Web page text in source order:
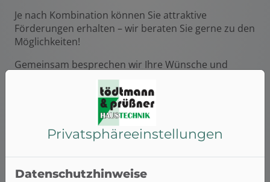
Je nach Kombination können Sie attraktive
Förderungen erhalten – wir beraten Sie gerne zu den
Möglichkeiten!
Gemeinsam besprechen wir Ihre Wünsche und
Anforderungen, um basierend darauf zu prüfen,
welche Kombination aus Solarheizung und
Heizungsanlage für Sie am besten geeignet ist. Bei
der Installation übernehmen wir zudem die
Koordination anderer Gewerke und arbeiten eng mit
Partnerunternehmen und renommierten Marken
zusammen. So bekommen Sie höchste Qualität,
sowohl bei der Arbeit als auch den Produkten.
Privatsphäre­einstellungen
Datenschutzhinweise